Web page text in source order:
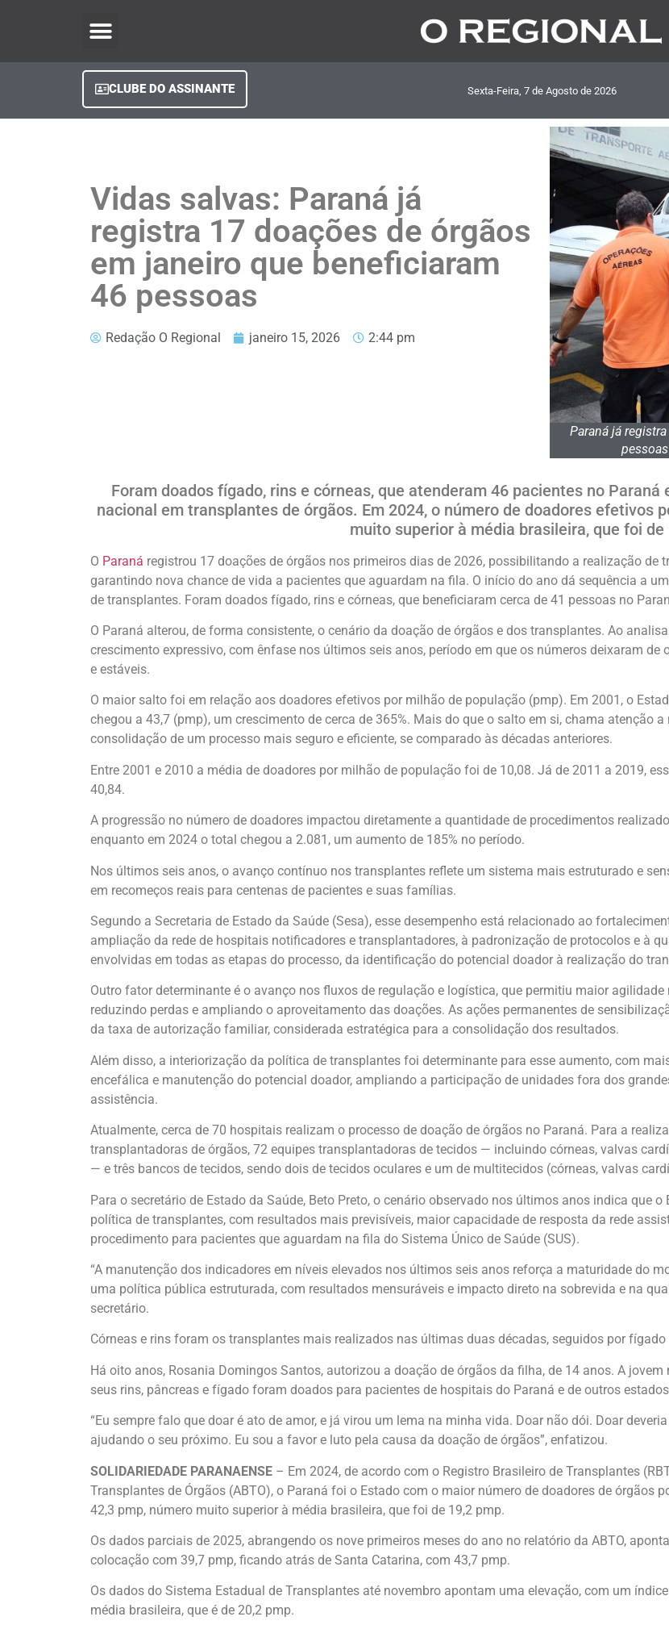
CLUBE DO ASSINANTE Sexta-Feira, 7de Agostode 2026
Vidas salvas: Paraná já
registra 17 doações de órgãos
em janeiro que beneficiaram
46 pessoas
Redação O Regional janeiro 15, 2026 2:44 pm
Paraná já
Foram doados fígado, rins e córneas, que atenderam 46 pacientes no
nacional em transplantes de órgãos. Em 2024, o número de doadores efetivos
muito superior à média brasileira, que foi de
O Paraná registrou 17 doações de órgãos nos primeiros dias de 2026, possibilitando a realização de
garantindo nova chance de vida a pacientes que aguardam na fila. O início do ano dá sequência a
de transplantes. Foram doados fígado, rins e córneas, que beneficiaram cerca de 41 pessoas no
O Paraná alterou, de forma consistente, o cenário da doação de órgãos e dos transplantes. Ao
crescimento expressivo, com ênfase nos últimos seis anos, período em que os números deixaram
e estáveis.
O maior salto foi em relação aos doadores efetivos por milhão de população (pmp). Em 2001, o
chegou a 43,7 (pmp), um crescimento de cerca de 365%. Mais do que o salto em si, chama atenção
consolidação de um processo mais seguro e eficiente, se comparado às décadas anteriores.
Entre 2001 e 2010 a média de doadores por milhão de população foi de 10,08. Já de 2011 a 2019,
40,84.
A progressão no número de doadores impactou diretamente a quantidade de procedimentos
enquanto em 2024 o total chegou a 2.081, um aumento de 185% no período.
Nos últimos seis anos, o avanço contínuo nos transplantes reflete um sistema mais estruturado e
em recomeços reais para centenas de pacientes e suas famílias.
Segundo a Secretaria de Estado da Saúde (Sesa), esse desempenho está relacionado ao
ampliação da rede de hospitais notificadores e transplantadores, à padronização de protocolos e à
envolvidas em todas as etapas do processo, da identificação do potencial doador à realização do
Outro fator determinante é o avanço nos fluxos de regulação e logística, que permitiu maior
reduzindo perdas e ampliando o aproveitamento das doações. As ações permanentes de
da taxa de autorização familiar, considerada estratégica para a consolidação dos resultados.
Além disso, a interiorização da política de transplantes foi determinante para esse aumento, com
encefálica e manutenção do potencial doador, ampliando a participação de unidades fora dos
assistência.
Atualmente, cerca de 70 hospitais realizam o processo de doação de órgãos no Paraná. Para a
transplantadoras de órgãos, 72 equipes transplantadoras de tecidos — incluindo córneas, valvas
— e três bancos de tecidos, sendo dois de tecidos oculares e um de multitecidos (córneas, valvas
Para o secretário de Estado da Saúde, Beto Preto, o cenário observado nos últimos anos indica que
política de transplantes, com resultados mais previsíveis, maior capacidade de resposta da rede
procedimento para pacientes que aguardam na fila do Sistema Único de Saúde (SUS).
“A manutenção dos indicadores em níveis elevados nos últimos seis anos reforça a maturidade do
uma política pública estruturada, com resultados mensuráveis e impacto direto na sobrevida e na
secretário.
Córneas e rins foram os transplantes mais realizados nas últimas duas décadas, seguidos por fígado
Há oito anos, Rosania Domingos Santos, autorizou a doação de órgãos da filha, de 14 anos. A
seus rins, pâncreas e fígado foram doados para pacientes de hospitais do Paraná e de outros
“Eu sempre falo que doar é ato de amor, e já virou um lema na minha vida. Doar não dói. Doar
ajudando o seu próximo. Eu sou a favor e luto pela causa da doação de órgãos”, enfatizou.
SOLIDARIEDADE PARANAENSE – Em 2024, de acordo com o Registro Brasileiro de Transplantes
Transplantes de Órgãos (ABTO), o Paraná foi o Estado com o maior número de doadores de órgãos
42,3 pmp, número muito superior à média brasileira, que foi de 19,2 pmp.
Os dados parciais de 2025, abrangendo os nove primeiros meses do ano no relatório da ABTO,
colocação com 39,7 pmp, ficando atrás de Santa Catarina, com 43,7 pmp.
Os dados do Sistema Estadual de Transplantes até novembro apontam uma elevação, com um
média brasileira, que é de 20,2 pmp.